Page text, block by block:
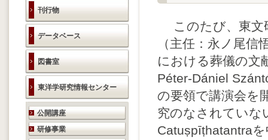
刊行物
データベース
図書室
東洋学研究情報センター
研究活動のご案内
公開講座
研修事業
このたび、東文
（主任：永ノ尾
における葬儀の文
Péter-Dániel
の要領で講演会を
究のなされていな
Catuṣpīṭhatantra